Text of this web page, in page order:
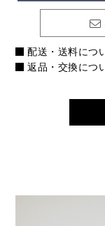
配送・送料につ
返品・交換につ